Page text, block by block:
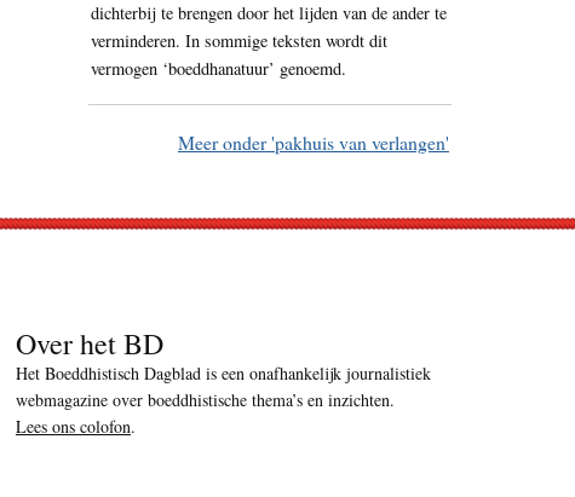
dichterbij te brengen door het lijden van de ander te
verminderen. In sommige teksten wordt dit
vermogen ‘boeddhanatuur’ genoemd.
Meer onder 'pakhuis van verlangen'
Over het BD
Het Boeddhistisch Dagblad is een onafhankelijk journalistiek
webmagazine over boeddhistische thema’s en inzichten.
Lees ons colofon.